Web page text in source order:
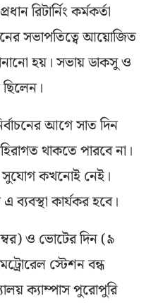
রিটার্নিং কর্মকর্তা
সভাপতিত্বে আয়োজিত
হয়। সভায় ডাকসু ও
আগে সাত দিন
থাকতে পারবে না।
সুযোগ কখনোই নেই।
ব্যবস্থা কার্যকর হবে।
ও ভোটের দিন (৯
স্টেশন বন্ধ
ক্যাম্পাস পুরোপুরি